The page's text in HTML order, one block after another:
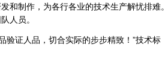
和制作，为各行各业的技术生产解忧排难。
人员。
验证人品，切合实际的步步精致！”技术标